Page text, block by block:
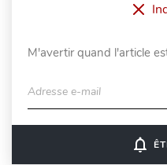
M'avertir quand l'article
Adresse e-mail
notifications_none